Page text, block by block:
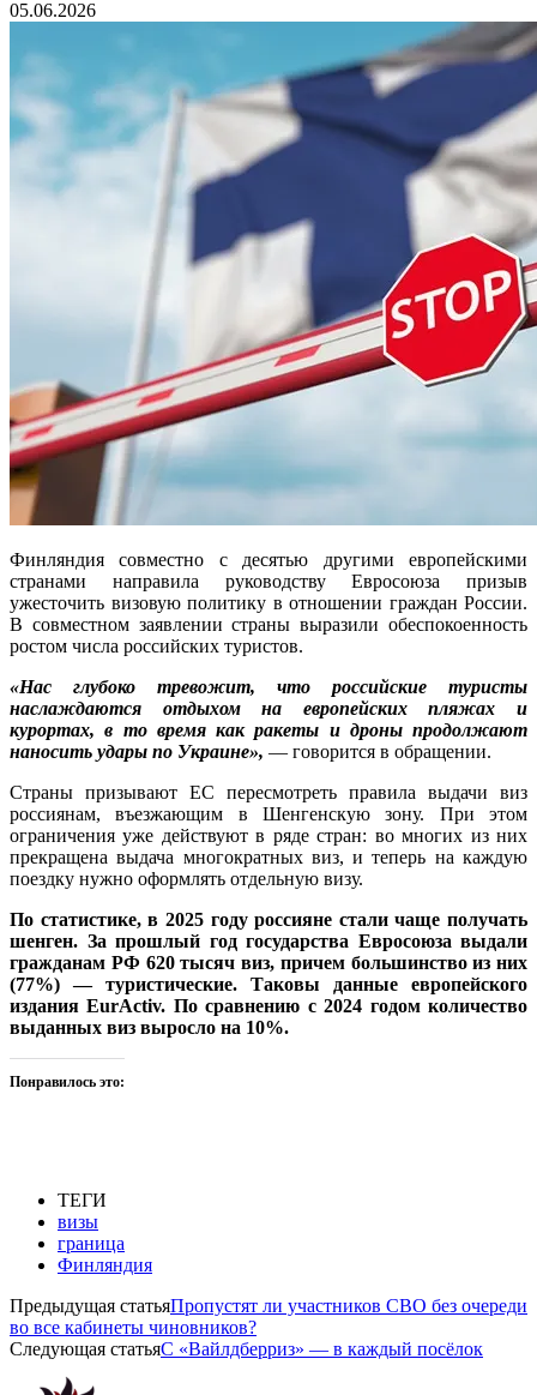
05.06.2026
Финляндия совместно с десятью другими европейскими
странами направила руководству Евросоюза призыв
ужесточить визовую политику в отношении граждан России.
В совместном заявлении страны выразили обеспокоенность
ростом числа российских туристов.
«Нас глубоко тревожит, что российские туристы
наслаждаются отдыхом на европейских пляжах и
курортах, в то время как ракеты и дроны продолжают
наносить удары по Украине», — говорится в обращении.
Страны призывают ЕС пересмотреть правила выдачи виз
россиянам, въезжающим в Шенгенскую зону. При этом
ограничения уже действуют в ряде стран: во многих из них
прекращена выдача многократных виз, и теперь на каждую
поездку нужно оформлять отдельную визу.
По статистике, в 2025 году россияне стали чаще получать
шенген. За прошлый год государства Евросоюза выдали
гражданам РФ 620 тысяч виз, причем большинство из них
(77%) — туристические. Таковы данные европейского
издания EurActiv. По сравнению с 2024 годом количество
выданных виз выросло на 10%.
Понравилось это:
ТЕГИ
визы
граница
Финляндия
Предыдущая статьяПропустят ли участников СВО без очереди
во все кабинеты чиновников?
Следующая статьяС «Вайлдберриз» — в каждый посёлок